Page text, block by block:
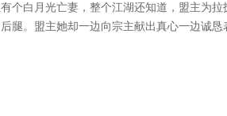
个白月光亡妻，整个江湖还知道，盟主为拉
腿。盟主她却一边向宗主献出真心一边诚